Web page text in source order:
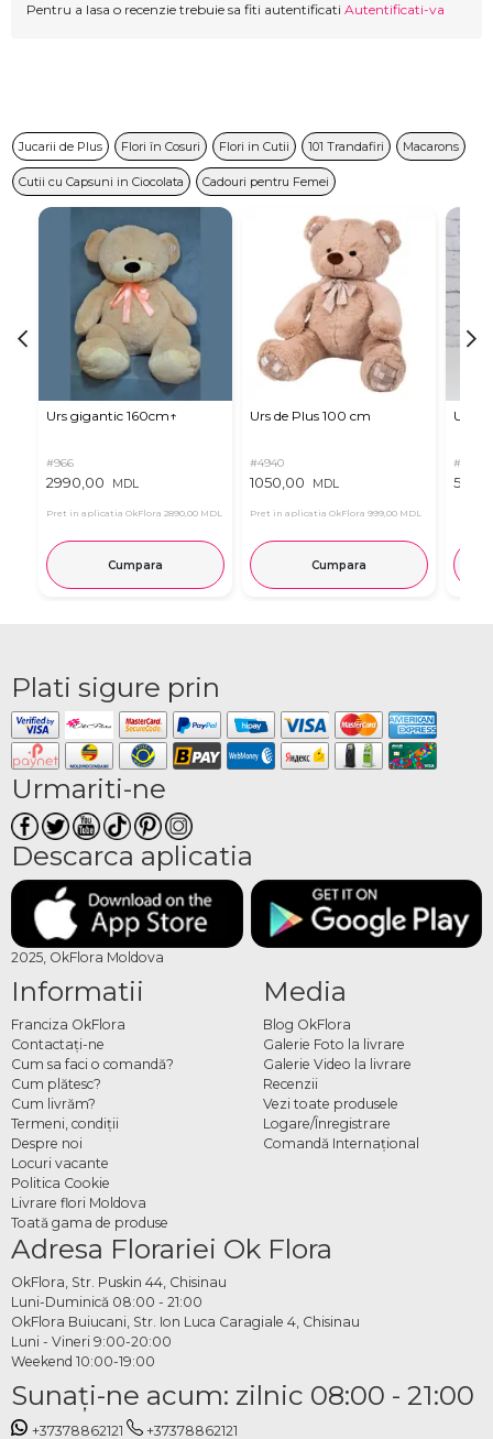
Pentru a lasa o recenzie trebuie sa fiti autentificati Autentificati-va
Jucarii de Plus Flori în Cosuri Flori in Cutii 101 Trandafiri Macarons
Cutii cu Capsuni in Ciocolata Cadouri pentru Femei
Urs gigantic 160cm↑
#966
2990,00 MDL
Pret in aplicatia OkFlora 2890,00 MDL
Cumpara
Urs de Plus 100 cm
#4940
1050,00 MDL
Pret in aplicatia OkFlora 999,00 MDL
Cumpara
Urs
#11
Plati sigure prin
Urmariti-ne
Descarca aplicatia
2025, OkFlora Moldova
Informatii
Franciza OkFlora
Contactaţi-ne
Cum sa faci o comandă?
Cum plătesc?
Cum livrăm?
Termeni, condiţii
Despre noi
Locuri vacante
Politica Cookie
Livrare flori Moldova
Toată gama de produse
Media
Blog OkFlora
Galerie Foto la livrare
Galerie Video la livrare
Recenzii
Vezi toate produsele
Logare/Înregistrare
Comandă Internațional
Adresa Florariei Ok Flora
OkFlora, Str. Puskin 44, Chisinau
Luni-Duminică 08:00 - 21:00
OkFlora Buiucani, Str. Ion Luca Caragiale 4, Chisinau
Luni - Vineri 9:00-20:00
Weekend 10:00-19:00
Sunaţi-ne acum: zilnic 08:00 - 21:00
+37378862121 +37378862121